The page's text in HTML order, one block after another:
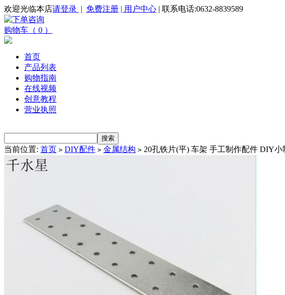
欢迎光临本店请登录 | 免费注册 | 用户中心 | 联系电话:0632-8839589
购物车（ 0 ）
首页
产品列表
购物指南
在线视频
创意教程
营业执照
当前位置: 首页 > DIY配件 > 金属结构 > 20孔铁片(平) 车架 手工制作配件 DIY